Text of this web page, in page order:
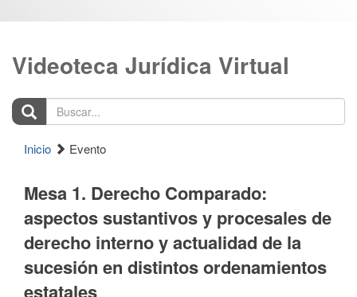
Videoteca Jurídica Virtual
Buscar...
Inicio Evento
Mesa 1. Derecho Comparado:
aspectos sustantivos y procesales de
derecho interno y actualidad de la
sucesión en distintos ordenamientos
estatales